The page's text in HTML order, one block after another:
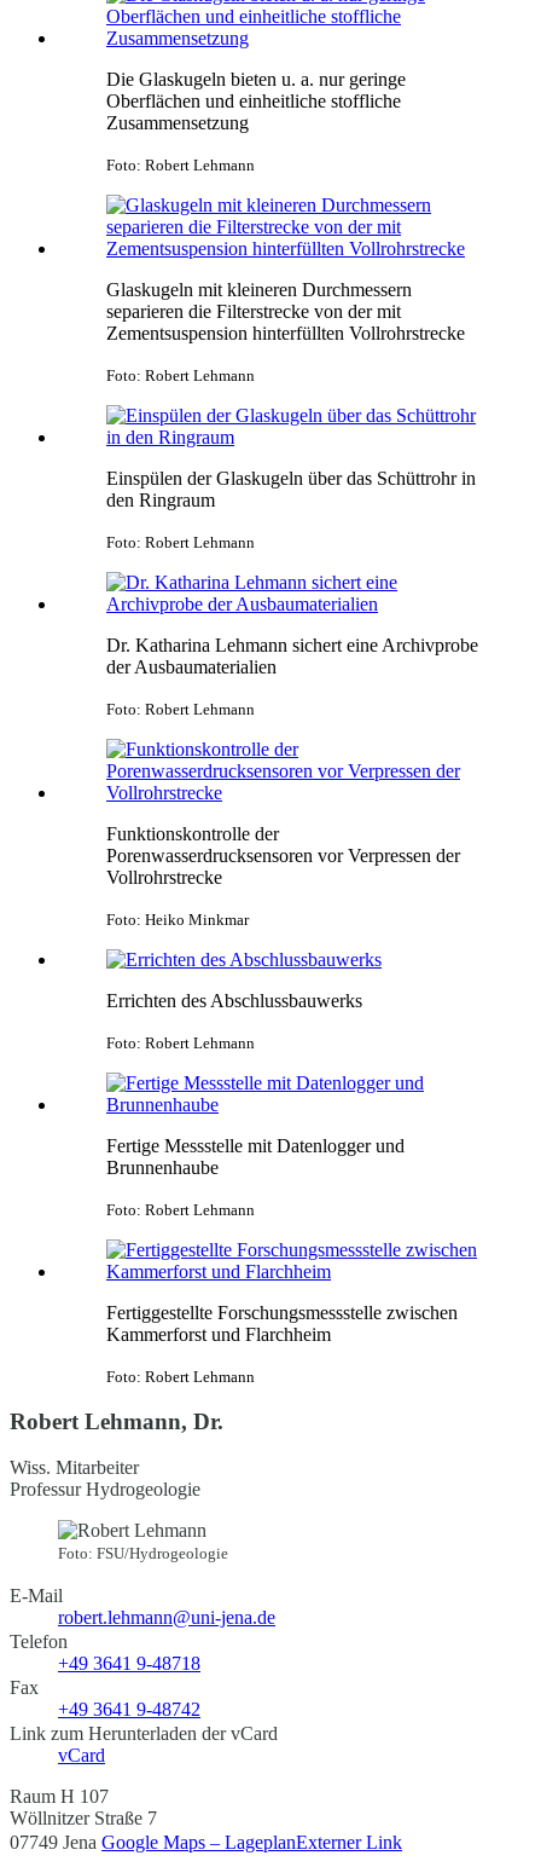
Die Glaskugeln bieten u. a. nur geringe
Oberflächen und einheitliche stoffliche
Zusammensetzung
Foto: Robert Lehmann
Glaskugeln mit kleineren Durchmessern
separieren die Filterstrecke von der mit
Zementsuspension hinterfüllten Vollrohrstrecke
Foto: Robert Lehmann
Einspülen der Glaskugeln über das Schüttrohr in
den Ringraum
Foto: Robert Lehmann
Dr. Katharina Lehmann sichert eine Archivprobe
der Ausbaumaterialien
Foto: Robert Lehmann
Funktionskontrolle der
Porenwasserdrucksensoren vor Verpressen der
Vollrohrstrecke
Foto: Heiko Minkmar
Errichten des Abschlussbauwerks
Foto: Robert Lehmann
Fertige Messstelle mit Datenlogger und
Brunnenhaube
Foto: Robert Lehmann
Fertiggestellte Forschungsmessstelle zwischen
Kammerforst und Flarchheim
Foto: Robert Lehmann
Robert Lehmann, Dr.
Wiss. Mitarbeiter
Professur Hydrogeologie
Foto: FSU/Hydrogeologie
E-Mail
robert.lehmann@uni-jena.de
Telefon
+49 3641 9-48718
Fax
+49 3641 9-48742
Link zum Herunterladen der vCard
vCard
Raum H 107
Wöllnitzer Straße 7
07749 Jena Google Maps – LageplanExterner Link